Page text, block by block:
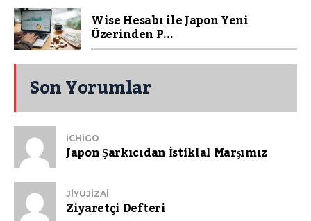
Wise Hesabı ile Japon Yeni
Üzerinden P...
Son Yorumlar
ICHIGO
Japon Şarkıcıdan İstiklal Marşımız
JIYUJIZAI
Ziyaretçi Defteri